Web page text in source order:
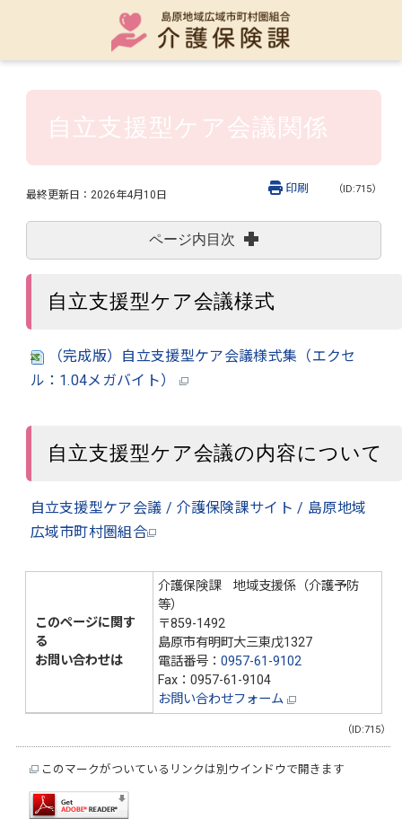
自立支援型ケア会議関係
最終更新日： 2026年4月10日 （ID:715）
印刷
ページ内目次
自立支援型ケア会議様式
（完成版）自立支援型ケア会議様式集（エクセ
ル：1.04メガバイト）
自立支援型ケア会議の内容について
自立支援型ケア会議 / 介護保険課サイト / 島原地域
広域市町村圏組合
このページに関す
る
お問い合わせは
介護保険課 地域支援係（介護予防
等）
〒859-1492
島原市有明町大三東戊1327
電話番号： 0957-61-9102
Fax：0957-61-9104
お問い合わせフォーム
（ID:715）
このマークがついているリンクは別ウインドウで開きます